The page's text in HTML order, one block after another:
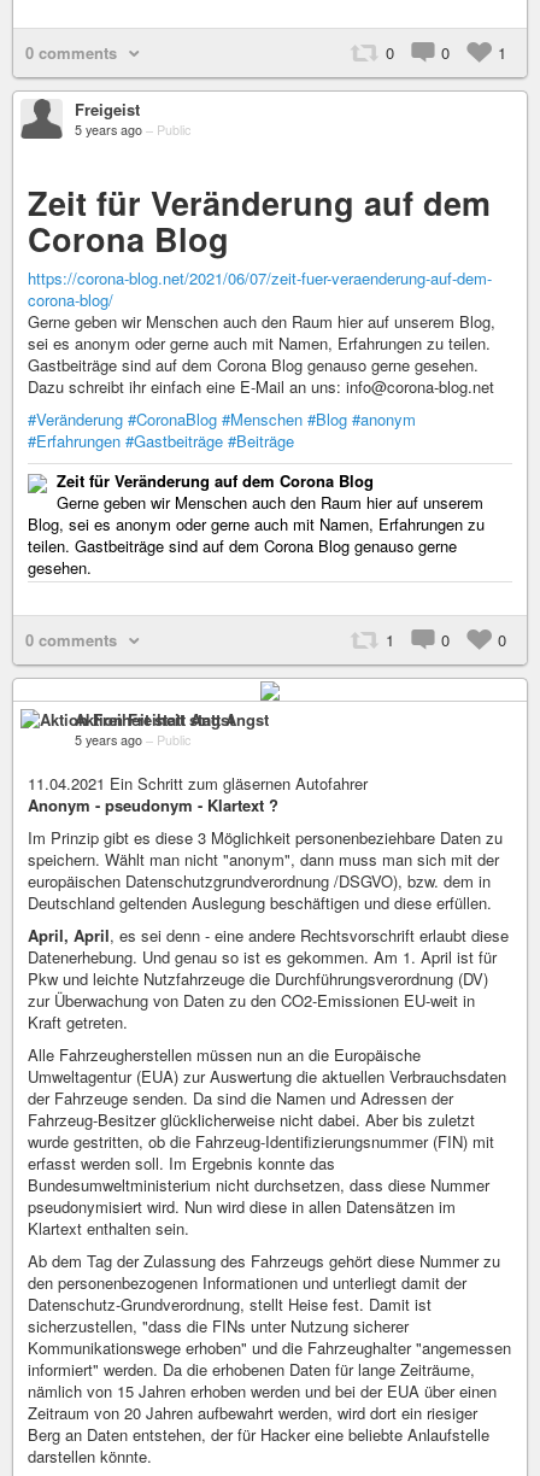
0 comments 0 0 1
Freigeist
5 years ago – Public
Zeit für Veränderung auf dem
Corona Blog
https://corona-blog.net/2021/06/07/zeit-fuer-veraenderung-auf-dem-
corona-blog/
Gerne geben wir Menschen auch den Raum hier auf unserem Blog,
sei es anonym oder gerne auch mit Namen, Erfahrungen zu teilen.
Gastbeiträge sind auf dem Corona Blog genauso gerne gesehen.
Dazu schreibt ihr einfach eine E-Mail an uns: info@corona-blog.net
#Veränderung #CoronaBlog #Menschen #Blog #anonym
#Erfahrungen #Gastbeiträge #Beiträge
Zeit für Veränderung auf dem Corona Blog
Gerne geben wir Menschen auch den Raum hier auf unserem
Blog, sei es anonym oder gerne auch mit Namen, Erfahrungen zu
teilen. Gastbeiträge sind auf dem Corona Blog genauso gerne
gesehen.
0 comments 1 0 0
Aktion Freiheit statt Angst
5 years ago – Public
11.04.2021 Ein Schritt zum gläsernen Autofahrer
Anonym - pseudonym - Klartext ?
Im Prinzip gibt es diese 3 Möglichkeit personenbeziehbare Daten zu
speichern. Wählt man nicht "anonym", dann muss man sich mit der
europäischen Datenschutzgrundverordnung /DSGVO), bzw. dem in
Deutschland geltenden Auslegung beschäftigen und diese erfüllen.
April, April, es sei denn - eine andere Rechtsvorschrift erlaubt diese
Datenerhebung. Und genau so ist es gekommen. Am 1. April ist für
Pkw und leichte Nutzfahrzeuge die Durchführungsverordnung (DV)
zur Überwachung von Daten zu den CO2-Emissionen EU-weit in
Kraft getreten.
Alle Fahrzeugherstellen müssen nun an die Europäische
Umweltagentur (EUA) zur Auswertung die aktuellen Verbrauchsdaten
der Fahrzeuge senden. Da sind die Namen und Adressen der
Fahrzeug-Besitzer glücklicherweise nicht dabei. Aber bis zuletzt
wurde gestritten, ob die Fahrzeug-Identifizierungsnummer (FIN) mit
erfasst werden soll. Im Ergebnis konnte das
Bundesumweltministerium nicht durchsetzen, dass diese Nummer
pseudonymisiert wird. Nun wird diese in allen Datensätzen im
Klartext enthalten sein.
Ab dem Tag der Zulassung des Fahrzeugs gehört diese Nummer zu
den personenbezogenen Informationen und unterliegt damit der
Datenschutz-Grundverordnung, stellt Heise fest. Damit ist
sicherzustellen, "dass die FINs unter Nutzung sicherer
Kommunikationswege erhoben" und die Fahrzeughalter "angemessen
informiert" werden. Da die erhobenen Daten für lange Zeiträume,
nämlich von 15 Jahren erhoben werden und bei der EUA über einen
Zeitraum von 20 Jahren aufbewahrt werden, wird dort ein riesiger
Berg an Daten entstehen, der für Hacker eine beliebte Anlaufstelle
darstellen könnte.